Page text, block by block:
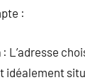
:
: L’adresse
idéalement